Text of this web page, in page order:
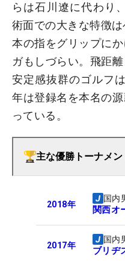
らは石川遼に代わり
術面での大きな特徴
本の指をグリップに
ガもしづらい。飛距
安定感抜群のゴルフ
年は登録名を本名の
っている。
主な優勝トーナメン
2018年
国内
関西オ
2017年
国内
ブリヂ